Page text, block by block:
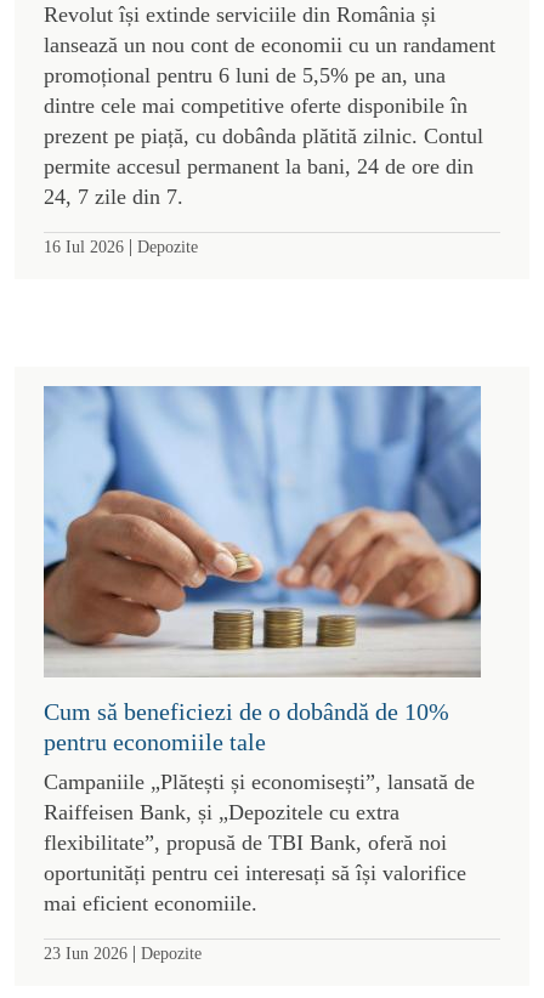
Revolut își extinde serviciile din România și
lansează un nou cont de economii cu un randament
promoțional pentru 6 luni de 5,5% pe an, una
dintre cele mai competitive oferte disponibile în
prezent pe piață, cu dobânda plătită zilnic. Contul
permite accesul permanent la bani, 24 de ore din
24, 7 zile din 7.
16 Iul 2026 | Depozite
Cum să beneficiezi de o dobândă de 10%
pentru economiile tale
Campaniile „Plătești și economisești”, lansată de
Raiffeisen Bank, și „Depozitele cu extra
flexibilitate”, propusă de TBI Bank, oferă noi
oportunități pentru cei interesați să își valorifice
mai eficient economiile.
23 Iun 2026 | Depozite